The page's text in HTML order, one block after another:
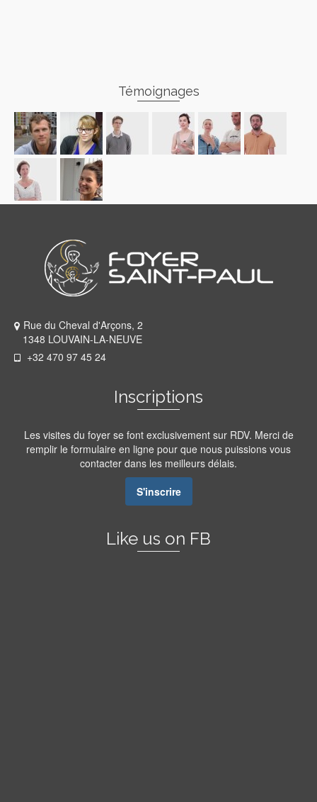
Témoignages
Rue du Cheval d'Arçons, 2
1348 LOUVAIN-LA-NEUVE
+32 470 97 45 24
Inscriptions
Les visites du foyer se font exclusivement sur RDV. Merci de
remplir le formulaire en ligne pour que nous puissions vous
contacter dans les meilleurs délais.
S'inscrire
Like us on FB